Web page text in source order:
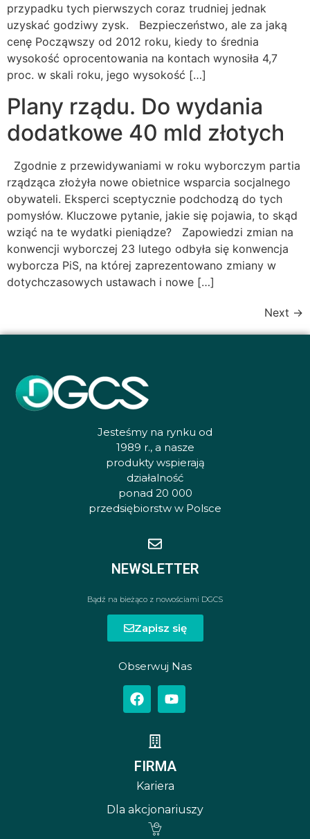
przypadku tych pierwszych coraz trudniej jednak
uzyskać godziwy zysk. Bezpieczeństwo, ale za jaką
cenę Począwszy od 2012 roku, kiedy to średnia
wysokość oprocentowania na kontach wynosiła 4,7
proc. w skali roku, jego wysokość […]
Plany rządu. Do wydania
dodatkowe 40 mld złotych
Zgodnie z przewidywaniami w roku wyborczym partia
rządząca złożyła nowe obietnice wsparcia socjalnego
obywateli. Eksperci sceptycznie podchodzą do tych
pomysłów. Kluczowe pytanie, jakie się pojawia, to skąd
wziąć na te wydatki pieniądze? Zapowiedzi zmian na
konwencji wyborczej 23 lutego odbyła się konwencja
wyborcza PiS, na której zaprezentowano zmiany w
dotychczasowych ustawach i nowe […]
Next →
Jesteśmy na rynku od
1989 r., a nasze
produkty wspierają
działalność
ponad 20 000
przedsiębiorstw w Polsce
NEWSLETTER
Bądź na bieżąco z nowościami DGCS
Zapisz się
Obserwuj Nas
FIRMA
Kariera
Dla akcjonariuszy